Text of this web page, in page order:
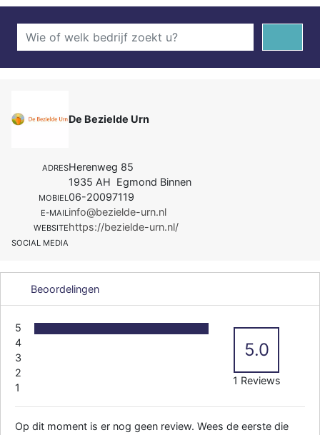
De Bezielde Urn
ADRESHerenweg 85
1935 AH Egmond Binnen
MOBIEL06-20097119
E-MAILinfo@bezielde-urn.nl
WEBSITEhttps://bezielde-urn.nl/
SOCIAL MEDIA
Beoordelingen
5
4
3
2
1
5.0
1 Reviews
Op dit moment is er nog geen review. Wees de eerste die